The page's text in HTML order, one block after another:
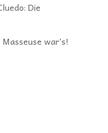
Die
war’s!